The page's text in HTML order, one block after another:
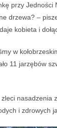
przy Jedności
drzewa? –
kobieta i
w
11 jarzębów
nasadzenia
i zdrowych